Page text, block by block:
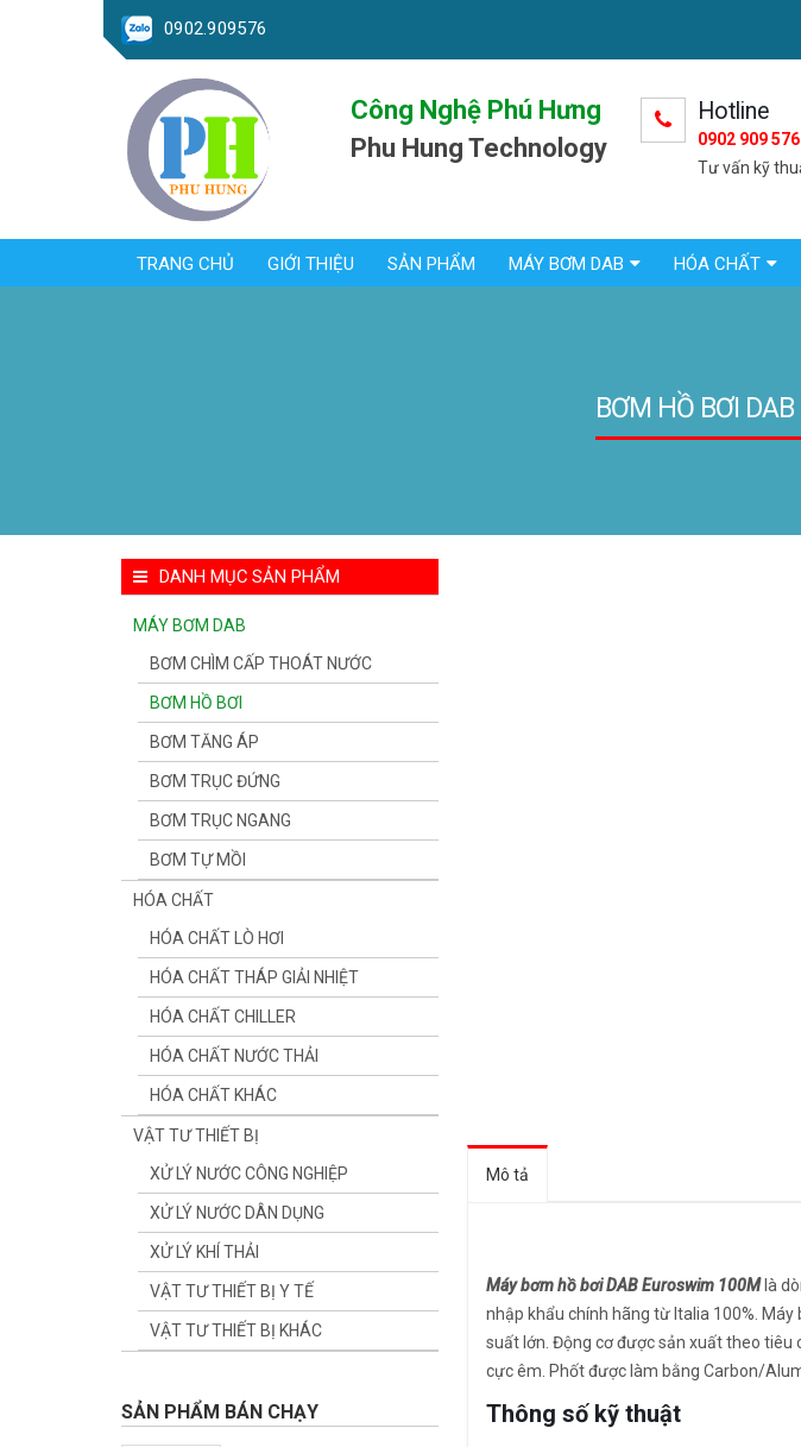
0902.909576
Công Nghệ Phú Hưng
Phu Hung Technology
Hotline
0902 909 576
Tư vấn kỹ
TRANG CHỦ GIỚI THIỆU SẢN PHẨM MÁY BƠM DAB HÓA CHẤT
BƠM HỒ BƠI
Mô tả
Máy bơm hồ bơi DAB Euroswim 100Mlà
nhập khẩu chính hãng từ Italia 100%.
suất lớn. Động cơ được sản xuất theo tiêu
cực êm. Phốt được làm bằng Carbon/
Thông số kỹ thuật
DANH MỤC SẢN PHẨM
MÁY BƠM DAB
BƠM CHÌM CẤP THOÁT NƯỚC
BƠM HỒ BƠI
BƠM TĂNG ÁP
BƠM TRỤC ĐỨNG
BƠM TRỤC NGANG
BƠM TỰ MỒI
HÓA CHẤT
HÓA CHẤT LÒ HƠI
HÓA CHẤT THÁP GIẢI NHIỆT
HÓA CHẤT CHILLER
HÓA CHẤT NƯỚC THẢI
HÓA CHẤT KHÁC
VẬT TƯ THIẾT BỊ
XỬ LÝ NƯỚC CÔNG NGHIỆP
XỬ LÝ NƯỚC DÂN DỤNG
XỬ LÝ KHÍ THẢI
VẬT TƯ THIẾT BỊ Y TẾ
VẬT TƯ THIẾT BỊ KHÁC
SẢN PHẨM BÁN CHẠY